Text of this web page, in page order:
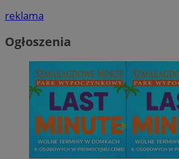
reklama
Ogłoszenia